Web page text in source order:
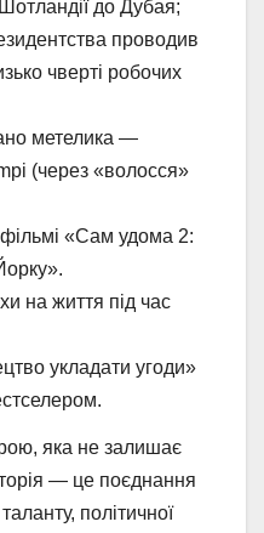
до Дубая;
проводив
чверті робочих
метелика —
(через «волосся»
«Сам удома 2:
на життя під час
укладати угоди»
яка не залишає
— це поєднання
таланту, політичної